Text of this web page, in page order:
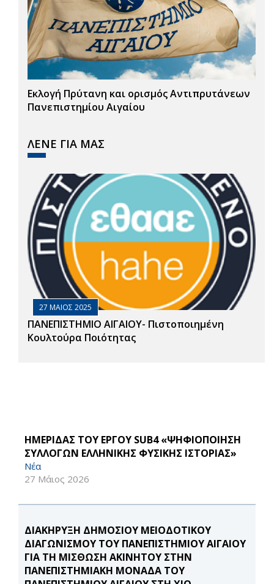
Εκλογή Πρύτανη και ορισμός Αντιπρυτάνεων
Πανεπιστημίου Αιγαίου
ΛΕΝΕ ΓΙΑ ΜΑΣ
27 ΜΑΙΟΣ 2025
ΠΑΝΕΠΙΣΤΗΜΙΟ ΑΙΓΑΙΟΥ- Πιστοποιημένη
Κουλτούρα Ποιότητας
ΗΜΕΡΙΔΑΣ ΤΟΥ ΕΡΓΟΥ SUB4 «ΨΗΦΙΟΠΟΙΗΣΗ
ΣΥΛΛΟΓΩΝ ΕΛΛΗΝΙΚΗΣ ΦΥΣΙΚΗΣ ΙΣΤΟΡΙΑΣ»
Νέα
27 Μάιος 2026
ΔΙΑΚΗΡΥΞΗ ΔΗΜΟΣΙΟΥ ΜΕΙΟΔΟΤΙΚΟΥ
ΔΙΑΓΩΝΙΣΜΟΥ ΤΟΥ ΠΑΝΕΠΙΣΤΗΜΙΟΥ ΑΙΓΑΙΟΥ
ΓΙΑ ΤΗ ΜΙΣΘΩΣΗ ΑΚΙΝΗΤΟΥ ΣΤΗΝ
ΠΑΝΕΠΙΣΤΗΜΙΑΚΗ ΜΟΝΑΔΑ ΤΟΥ